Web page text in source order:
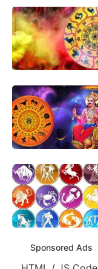
Sponsored Ads